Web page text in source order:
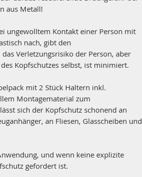
aus Metall!
ungewolltem Kontakt einer Person mit
nach, gibt den
Verletzungsrisiko der Person, aber
Kopfschutzes selbst, ist minimiert.
mit 2 Stück Haltern inkl.
Montagematerial zum
sich der Kopfschutz schonend an
an Fliesen, Glasscheiben und
und wenn keine explizite
gefordert ist.